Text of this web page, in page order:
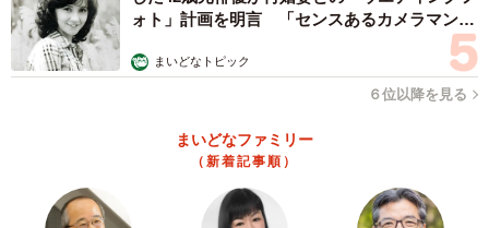
ォト」計画を明言 「センスあるカメラマン求
まいどなトピック
６位以降を見る
まいどなファミリー
（新着記事順）